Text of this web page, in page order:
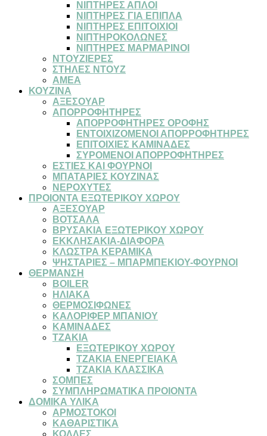
ΝΙΠΤΗΡΕΣ ΑΠΛΟΙ
ΝΙΠΤΗΡΕΣ ΓΙΑ ΕΠΙΠΛΑ
ΝΙΠΤΗΡΕΣ ΕΠΙΤΟΙΧΙΟΙ
ΝΙΠΤΗΡΟΚΟΛΩΝΕΣ
ΝΙΠΤΗΡΕΣ ΜΑΡΜΑΡΙΝΟΙ
ΝΤΟΥΖΙΕΡΕΣ
ΣΤΗΛΕΣ ΝΤΟΥΖ
ΑΜΕΑ
ΚΟΥΖΙΝΑ
ΑΞΕΣΟΥΑΡ
ΑΠΟΡΡΟΦΗΤΗΡΕΣ
ΑΠΟΡΡΟΦΗΤΗΡΕΣ ΟΡΟΦΗΣ
ΕΝΤΟΙΧΙΖΟΜΕΝΟΙ ΑΠΟΡΡΟΦΗΤΗΡΕΣ
ΕΠΙΤΟΙΧΙΕΣ ΚΑΜΙΝΑΔΕΣ
ΣΥΡΟΜΕΝΟΙ ΑΠΟΡΡΟΦΗΤΗΡΕΣ
ΕΣΤΙΕΣ ΚΑΙ ΦΟΥΡΝΟΙ
ΜΠΑΤΑΡΙΕΣ ΚΟΥΖΙΝΑΣ
ΝΕΡΟΧΥΤΕΣ
ΠΡΟΙΟΝΤΑ ΕΞΩΤΕΡΙΚΟΥ ΧΩΡΟΥ
ΑΞΕΣΟΥΑΡ
ΒΟΤΣΑΛΑ
ΒΡΥΣΑΚΙΑ ΕΞΩΤΕΡΙΚΟΥ ΧΩΡΟΥ
ΕΚΚΛΗΣΑΚΙΑ-ΔΙΑΦΟΡΑ
ΚΛΩΣΤΡΑ ΚΕΡΑΜΙΚΑ
ΨΗΣΤΑΡΙΕΣ – ΜΠΑΡΜΠΕΚΙΟΥ-ΦΟΥΡΝΟΙ
ΘΕΡΜΑΝΣΗ
BOILER
ΗΛΙΑΚΑ
ΘΕΡΜΟΣΙΦΩΝΕΣ
ΚΑΛΟΡΙΦΕΡ ΜΠΑΝΙΟΥ
ΚΑΜΙΝΑΔΕΣ
ΤΖΑΚΙΑ
ΕΞΩΤΕΡΙΚΟΥ ΧΩΡΟΥ
ΤΖΑΚΙΑ ΕΝΕΡΓΕΙΑΚΑ
ΤΖΑΚΙΑ ΚΛΑΣΣΙΚΑ
ΣΟΜΠΕΣ
ΣΥΜΠΛΗΡΩΜΑΤΙΚΑ ΠΡΟΙΟΝΤΑ
ΔΟΜΙΚΑ ΥΛΙΚΑ
ΑΡΜΟΣΤΟΚΟΙ
ΚΑΘΑΡΙΣΤΙΚΑ
ΚΟΛΛΕΣ